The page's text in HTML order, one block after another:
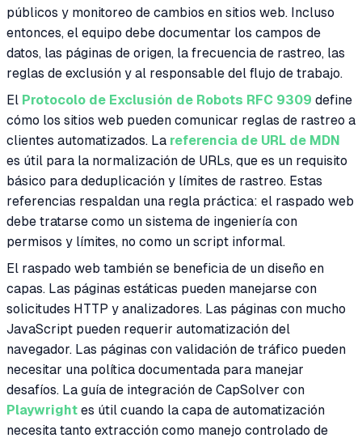
públicos y monitoreo de cambios en sitios web. Incluso
entonces, el equipo debe documentar los campos de
datos, las páginas de origen, la frecuencia de rastreo, las
reglas de exclusión y al responsable del flujo de trabajo.
El Protocolo de Exclusión de Robots RFC 9309 define
cómo los sitios web pueden comunicar reglas de rastreo a
clientes automatizados. La referencia de URL de MDN
es útil para la normalización de URLs, que es un requisito
básico para deduplicación y límites de rastreo. Estas
referencias respaldan una regla práctica: el raspado web
debe tratarse como un sistema de ingeniería con
permisos y límites, no como un script informal.
El raspado web también se beneficia de un diseño en
capas. Las páginas estáticas pueden manejarse con
solicitudes HTTP y analizadores. Las páginas con mucho
JavaScript pueden requerir automatización del
navegador. Las páginas con validación de tráfico pueden
necesitar una política documentada para manejar
desafíos. La guía de integración de CapSolver con
Playwright es útil cuando la capa de automatización
necesita tanto extracción como manejo controlado de